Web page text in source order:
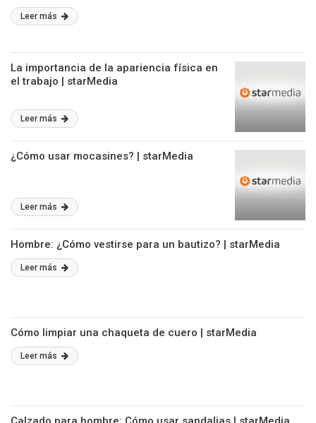
Leer más
La importancia de la apariencia física en
el trabajo | starMedia
Leer más
¿Cómo usar mocasines? | starMedia
Leer más
Hombre: ¿Cómo vestirse para un bautizo? | starMedia
Leer más
Cómo limpiar una chaqueta de cuero | starMedia
Leer más